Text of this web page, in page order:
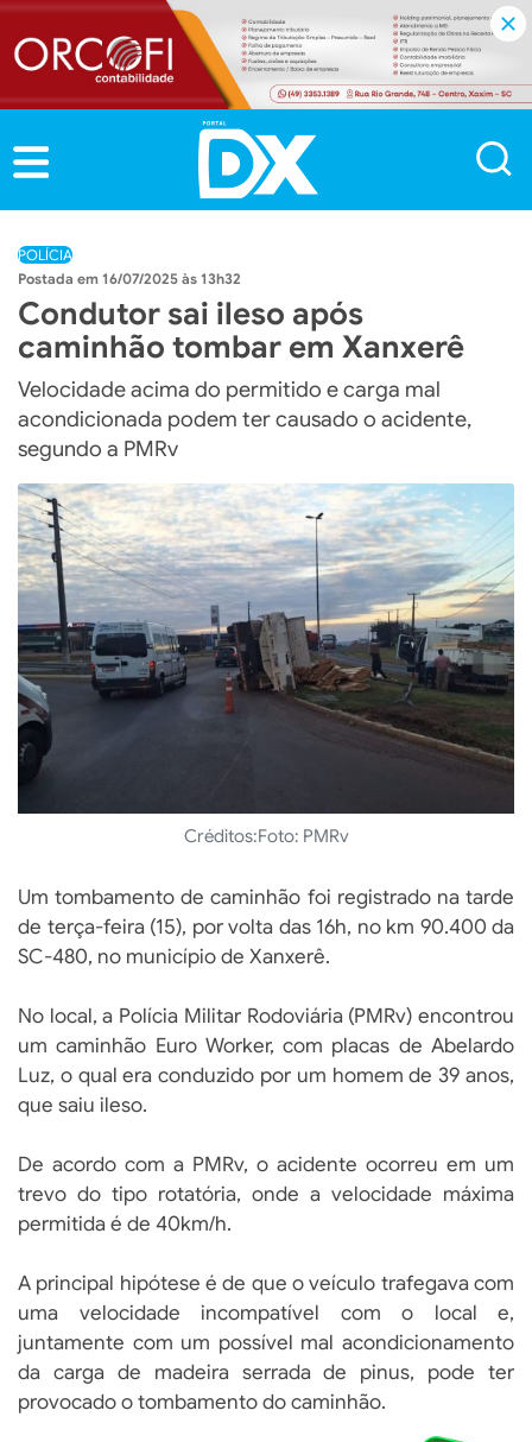
POLÍCIA
16/07/2025 às 13h32
Condutor sai ileso após
caminhão tombar em Xanxerê
Velocidade acima do permitido e carga mal
acondicionada podem ter causado o acidente,
segundo a PMRv
Créditos:Foto: PMRv
Um tombamento de caminhão foi registrado na tarde
de terça-feira (15), por volta das 16h, no km 90.400 da
SC-480, no município de Xanxerê.
No local, a Polícia Militar Rodoviária (PMRv) encontrou
um caminhão Euro Worker, com placas de Abelardo
Luz, o qual era conduzido por um homem de 39 anos,
que saiu ileso.
De acordo com a PMRv, o acidente ocorreu em um
trevo do tipo rotatória, onde a velocidade máxima
permitida é de 40km/h.
A principal hipótese é de que o veículo trafegava com
uma velocidade incompatível com o local e,
juntamente com um possível mal acondicionamento
da carga de madeira serrada de pinus, pode ter
provocado o tombamento do caminhão.